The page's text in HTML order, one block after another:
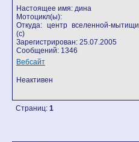
Настоящее имя: дина
Мотоцикл(ы):
Откуда: центр вселенной-мытищи
(с)
Зарегистрирован: 25.07.2005
Сообщений: 1346
Вебсайт
Неактивен
Страниц: 1